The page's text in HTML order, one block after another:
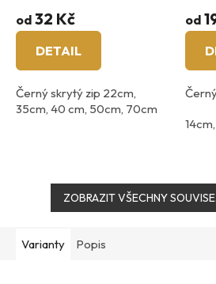
od 32 Kč
DETAIL
Černý skrytý zip 22cm,
35cm, 40 cm, 50cm, 70cm
od
ZOBRAZIT VŠECHNY
Varianty Popis